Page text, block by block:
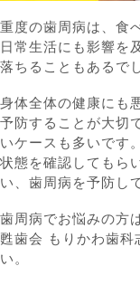
重度の歯周病は、食
日常生活にも影響を
落ちることもあるで
身体全体の健康にも
予防することが大切
いケースも多いです
状態を確認してもら
い、歯周病を予防し
歯周病でお悩みの方
甦歯会 もりかわ歯科
い。